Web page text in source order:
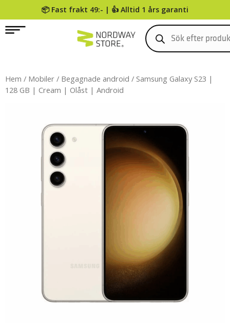
📦 Fast frakt 49:- | 👍 Alltid 1 års garanti
0
Hem / Mobiler / Begagnade android / Samsung Galaxy S23 |
128 GB | Cream | Olåst | Android